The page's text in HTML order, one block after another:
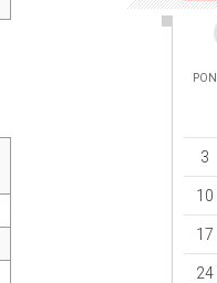
PON
3
10
17
24